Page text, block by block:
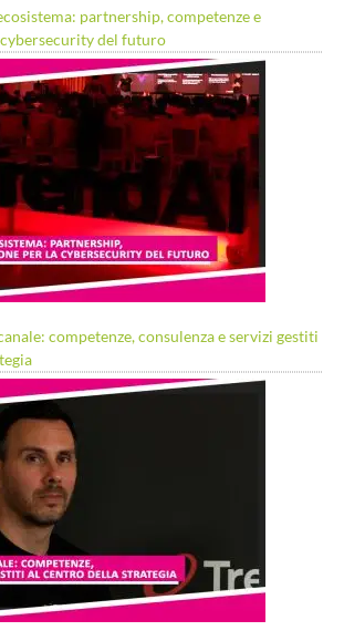
partnership, competenze e
del futuro
competenze, consulenza e servizi gestiti